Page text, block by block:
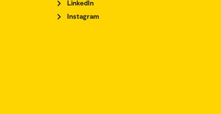
LinkedIn
Instagram